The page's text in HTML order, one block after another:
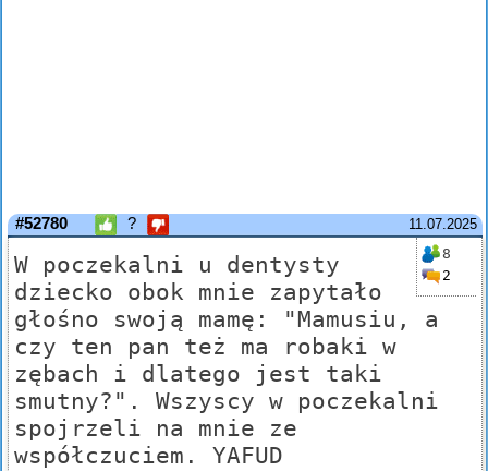
11.07.2025
#52780 ?
8
2
W poczekalni u dentysty
dziecko obok mnie zapytało
głośno swoją mamę: "Mamusiu, a
czy ten pan też ma robaki w
zębach i dlatego jest taki
smutny?". Wszyscy w poczekalni
spojrzeli na mnie ze
współczuciem. YAFUD